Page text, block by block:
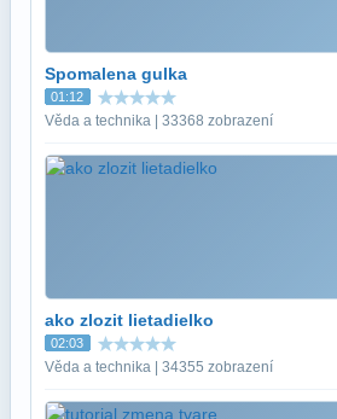
Spomalena gulka
01:12
Věda a technika | 33368 zobrazení
ako zlozit lietadielko
02:03
Věda a technika | 34355 zobrazení